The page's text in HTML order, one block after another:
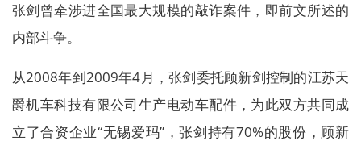
张剑曾牵涉进全国最大规模的敲诈案件，即前文所述的
内部斗争。
从2008年到2009年4月，张剑委托顾新剑控制的江苏天
爵机车科技有限公司生产电动车配件，为此双方共同成
立了合资企业“无锡爱玛”，张剑持有70%的股份，顾新